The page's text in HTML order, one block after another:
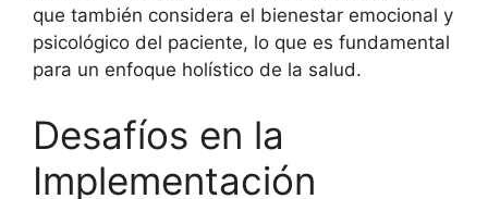
que también considera el bienestar emocional y
psicológico del paciente, lo que es fundamental
para un enfoque holístico de la salud.
Desafíos en la
Implementación